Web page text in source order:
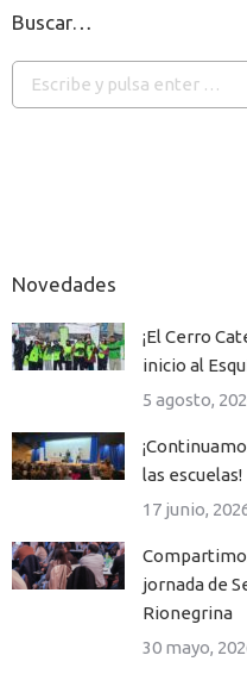
Buscar…
Buscar:
Novedades
¡El Cerro
inicio al
5 agosto,
las escuelas!
17 junio,
jornada de
Rionegrina
30 mayo,